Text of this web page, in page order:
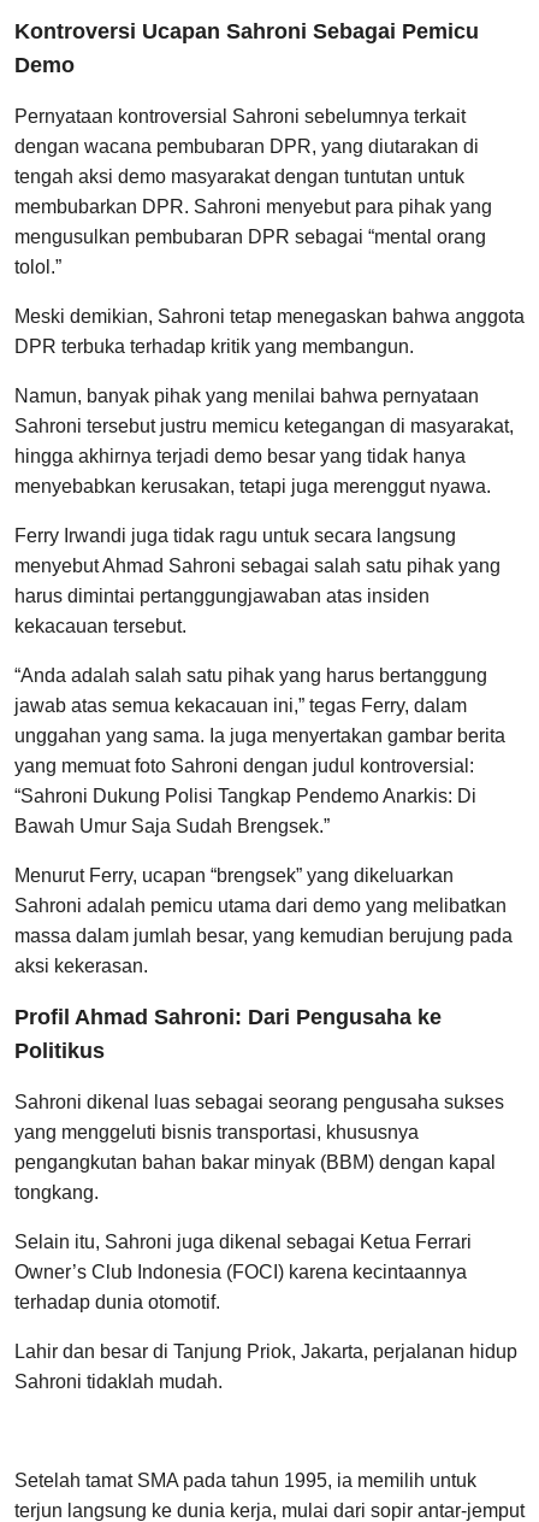
Kontroversi Ucapan Sahroni Sebagai Pemicu
Demo
Pernyataan kontroversial Sahroni sebelumnya terkait
dengan wacana pembubaran DPR, yang diutarakan di
tengah aksi demo masyarakat dengan tuntutan untuk
membubarkan DPR. Sahroni menyebut para pihak yang
mengusulkan pembubaran DPR sebagai “mental orang
tolol.”
Meski demikian, Sahroni tetap menegaskan bahwa anggota
DPR terbuka terhadap kritik yang membangun.
Namun, banyak pihak yang menilai bahwa pernyataan
Sahroni tersebut justru memicu ketegangan di masyarakat,
hingga akhirnya terjadi demo besar yang tidak hanya
menyebabkan kerusakan, tetapi juga merenggut nyawa.
Ferry Irwandi juga tidak ragu untuk secara langsung
menyebut Ahmad Sahroni sebagai salah satu pihak yang
harus dimintai pertanggungjawaban atas insiden
kekacauan tersebut.
“Anda adalah salah satu pihak yang harus bertanggung
jawab atas semua kekacauan ini,” tegas Ferry, dalam
unggahan yang sama. Ia juga menyertakan gambar berita
yang memuat foto Sahroni dengan judul kontroversial:
“Sahroni Dukung Polisi Tangkap Pendemo Anarkis: Di
Bawah Umur Saja Sudah Brengsek.”
Menurut Ferry, ucapan “brengsek” yang dikeluarkan
Sahroni adalah pemicu utama dari demo yang melibatkan
massa dalam jumlah besar, yang kemudian berujung pada
aksi kekerasan.
Profil Ahmad Sahroni: Dari Pengusaha ke
Politikus
Sahroni dikenal luas sebagai seorang pengusaha sukses
yang menggeluti bisnis transportasi, khususnya
pengangkutan bahan bakar minyak (BBM) dengan kapal
tongkang.
Selain itu, Sahroni juga dikenal sebagai Ketua Ferrari
Owner’s Club Indonesia (FOCI) karena kecintaannya
terhadap dunia otomotif.
Lahir dan besar di Tanjung Priok, Jakarta, perjalanan hidup
Sahroni tidaklah mudah.
Setelah tamat SMA pada tahun 1995, ia memilih untuk
terjun langsung ke dunia kerja, mulai dari sopir antar-jemput